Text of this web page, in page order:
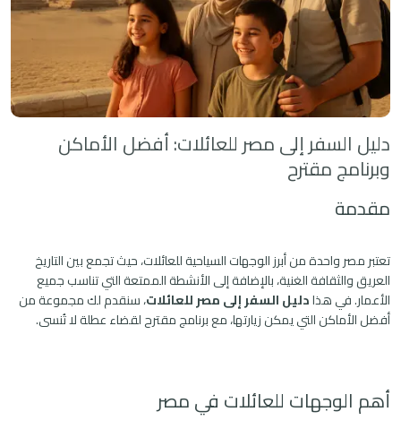
دليل السفر إلى مصر للعائلات: أفضل الأماكن
وبرنامج مقترح
مقدمة
تعتبر مصر واحدة من أبرز الوجهات السياحية للعائلات، حيث تجمع بين التاريخ
العريق والثقافة الغنية، بالإضافة إلى الأنشطة الممتعة التي تناسب جميع
الأعمار. في هذادليل السفر إلى مصر للعائلات، سنقدم لك مجموعة من
أفضل الأماكن التي يمكن زيارتها، مع برنامج مقترح لقضاء عطلة لا تُنسى.
أهم الوجهات للعائلات في مصر